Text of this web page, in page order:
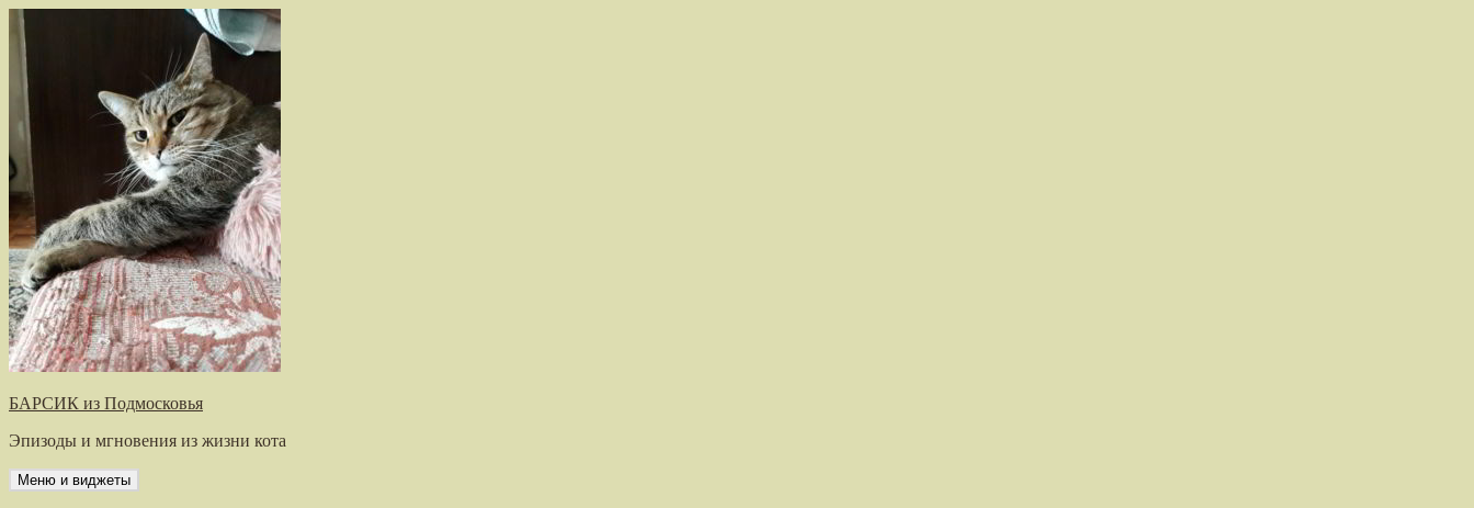
Перейти
содержимому
БАРСИК из Подмосковья
Эпизоды и мгновения из жизни кота
Меню и виджеты